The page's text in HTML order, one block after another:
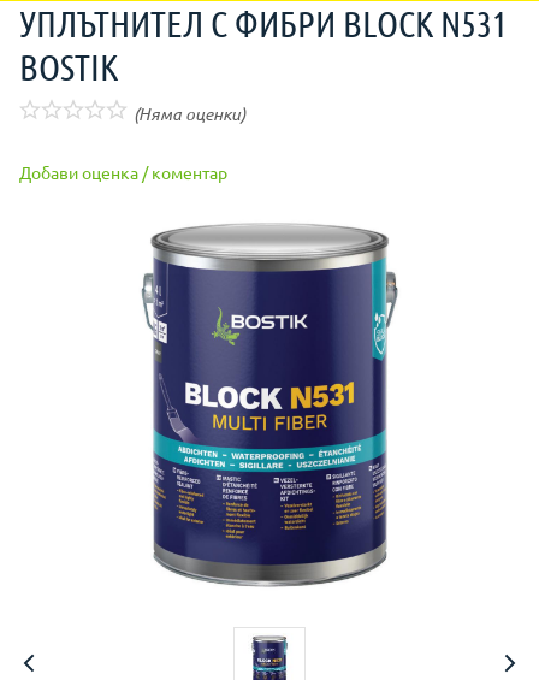
УПЛЪТНИТЕЛ С ФИБРИ BLOCK N531
BOSTIK
(Няма оценки)
Добави оценка / коментар